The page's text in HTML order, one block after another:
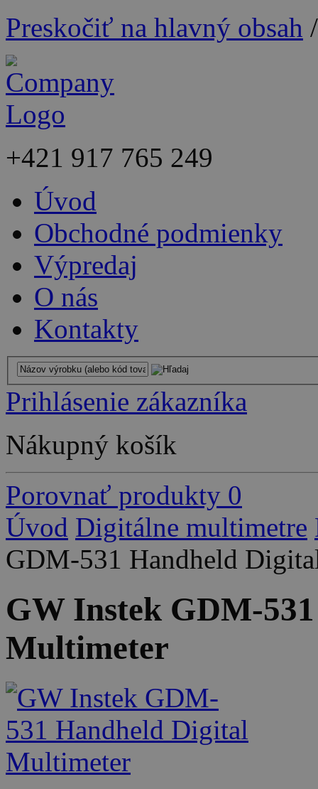
Preskočiť na hlavný obsah
+421 917 765 249
Úvod
Obchodné podmienky
Výpredaj
O nás
Kontakty
Prihlásenie zákazníka
Nákupný košík
Porovnať produkty 0
Úvod Digitálne multimetre
GDM-531 Handheld
GW Instek GDM-
Multimeter